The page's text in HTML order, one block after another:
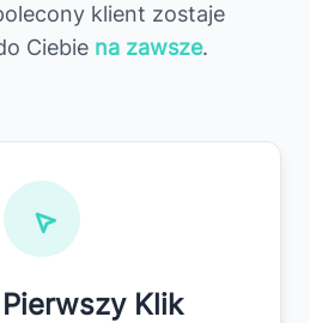
klient zostaje
Ciebie na zawsze.
Klik